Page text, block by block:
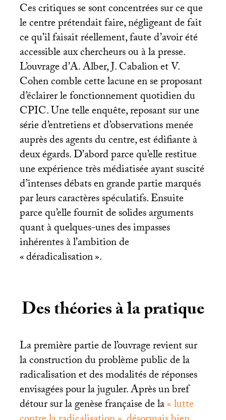
Ces critiques se sont concentrées sur ce que
le centre prétendait faire, négligeant de fait
ce qu’il faisait réellement, faute d’avoir été
accessible aux chercheurs ou à la presse.
L’ouvrage d’A. Alber, J. Cabalion et V.
Cohen comble cette lacune en se proposant
d’éclairer le fonctionnement quotidien du
CPIC. Une telle enquête, reposant sur une
série d’entretiens et d’observations menée
auprès des agents du centre, est édifiante à
deux égards. D’abord parce qu’elle restitue
une expérience très médiatisée ayant suscité
d’intenses débats en grande partie marqués
par leurs caractères spéculatifs. Ensuite
parce qu’elle fournit de solides arguments
quant à quelques-unes des impasses
inhérentes à l’ambition de
«déradicalisation».
Des théories à la pratique
La première partie de l’ouvrage revient sur
la construction du problème public de la
radicalisation et des modalités de réponses
envisagées pour la juguler. Après un bref
détour sur la genèse française de la«lutte